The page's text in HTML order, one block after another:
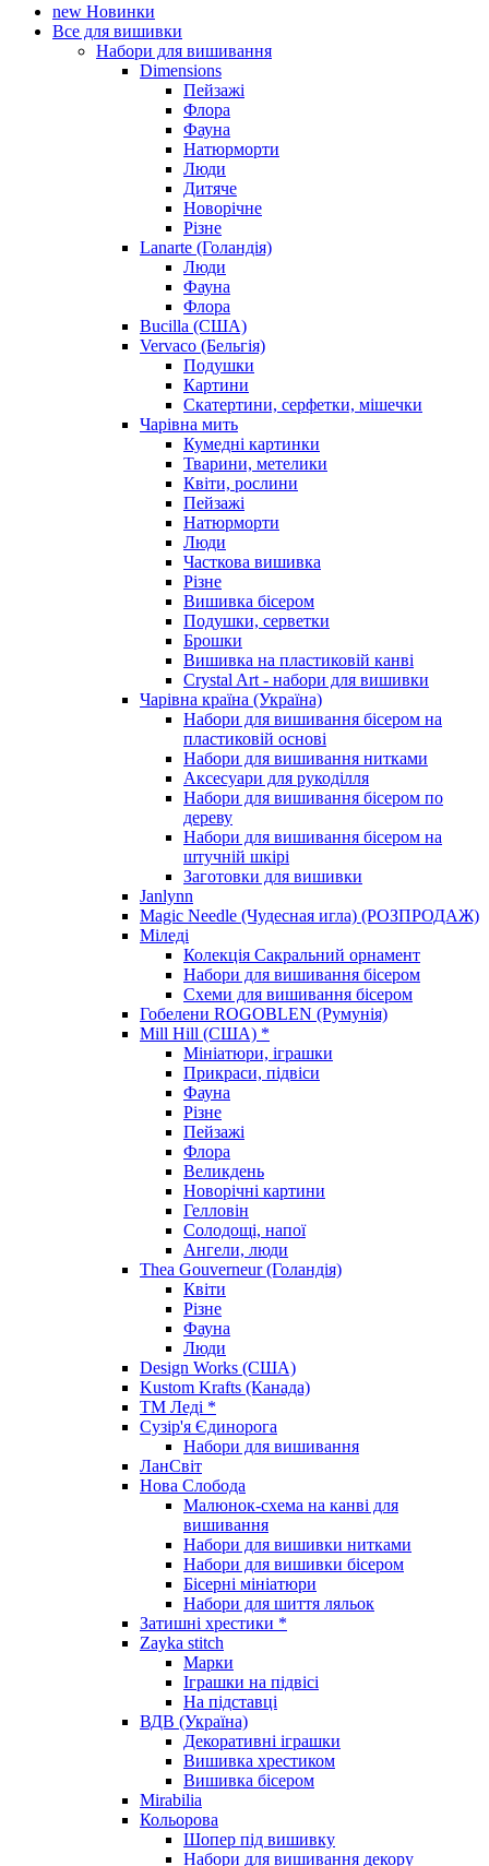
new Новинки
Все для вишивки
Набори для вишивання
Dimensions
Пейзажі
Флора
Фауна
Натюрморти
Люди
Дитяче
Новорічне
Різне
Lanarte (Голандія)
Люди
Фауна
Флора
Bucilla (США)
Vervaco (Бельгія)
Подушки
Картини
Скатертини, серфетки, мішечки
Чарiвна мить
Кумедні картинки
Тварини, метелики
Квіти, рослини
Пейзажі
Натюрморти
Люди
Часткова вишивка
Різне
Вишивка бісером
Подушки, серветки
Брошки
Вишивка на пластиковій канві
Crystal Art - набори для вишивки
Чарівна країна (Україна)
Набори для вишивання бісером на
пластиковій основі
Набори для вишивання нитками
Аксесуари для рукоділля
Набори для вишивання бісером по
дереву
Набори для вишивання бісером на
штучній шкірі
Заготовки для вишивки
Janlynn
Magic Needle (Чудесная игла) (РОЗПРОДАЖ)
Міледі
Колекція Сакральний орнамент
Набори для вишивання бісером
Схеми для вишивання бісером
Гобелени ROGOBLEN (Румунія)
Mill Hill (США) *
Мініатюри, іграшки
Прикраси, підвіси
Фауна
Різне
Пейзажі
Флора
Великдень
Новорічні картини
Гелловін
Солодощі, напої
Ангели, люди
Thea Gouverneur (Голандія)
Квіти
Різне
Фауна
Люди
Design Works (США)
Kustom Krafts (Канада)
ТМ Леді *
Сузір'я Єдинорога
Набори для вишивання
ЛанСвіт
Нова Слобода
Малюнок-схема на канві для
вишивання
Набори для вишивки нитками
Набори для вишивки бісером
Бісерні мініатюри
Набори для шиття ляльок
Затишні хрестики *
Zayka stitch
Марки
Іграшки на підвісі
На підставці
ВДВ (Україна)
Декоративні іграшки
Вишивка хрестиком
Вишивка бісером
Mirabilia
Кольорова
Шопер під вишивку
Набори для вишивання декору